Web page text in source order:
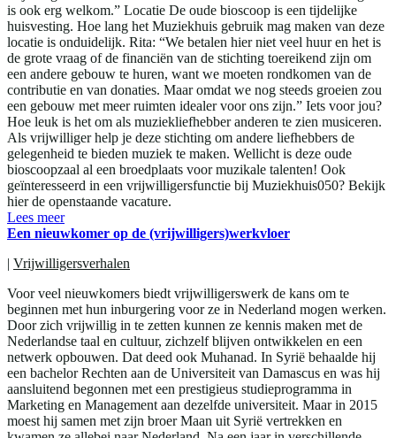
is ook erg welkom.” Locatie De oude bioscoop is een tijdelijke
huisvesting. Hoe lang het Muziekhuis gebruik mag maken van deze
locatie is onduidelijk. Rita: “We betalen hier niet veel huur en het is
de grote vraag of de financiën van de stichting toereikend zijn om
een andere gebouw te huren, want we moeten rondkomen van de
contributie en van donaties. Maar omdat we nog steeds groeien zou
een gebouw met meer ruimten idealer voor ons zijn.” Iets voor jou?
Hoe leuk is het om als muziekliefhebber anderen te zien musiceren.
Als vrijwilliger help je deze stichting om andere liefhebbers de
gelegenheid te bieden muziek te maken. Wellicht is deze oude
bioscoopzaal al een broedplaats voor muzikale talenten! Ook
geïnteresseerd in een vrijwilligersfunctie bij Muziekhuis050? Bekijk
hier de openstaande vacature.
Lees meer
Een nieuwkomer op de (vrijwilligers)werkvloer
| Vrijwilligersverhalen
Voor veel nieuwkomers biedt vrijwilligerswerk de kans om te
beginnen met hun inburgering voor ze in Nederland mogen werken.
Door zich vrijwillig in te zetten kunnen ze kennis maken met de
Nederlandse taal en cultuur, zichzelf blijven ontwikkelen en een
netwerk opbouwen. Dat deed ook Muhanad. In Syrië behaalde hij
een bachelor Rechten aan de Universiteit van Damascus en was hij
aansluitend begonnen met een prestigieus studieprogramma in
Marketing en Management aan dezelfde universiteit. Maar in 2015
moest hij samen met zijn broer Maan uit Syrië vertrekken en